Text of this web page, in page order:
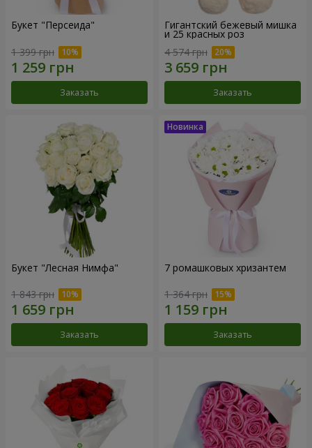
Букет "Персеида"
1 399 грн
Заказать
Гигантский бежевый мишка
и 25 красных роз
4 574 грн
Заказать
Букет "Лесная Нимфа"
1 843 грн
Заказать
7 ромашковых хризантем
1 364 грн
Заказать